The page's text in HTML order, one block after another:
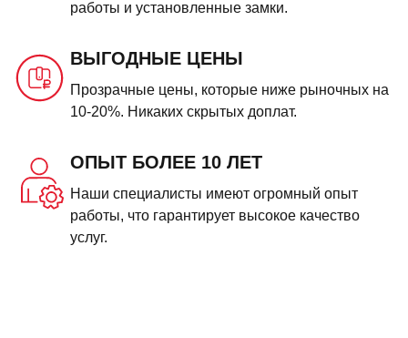
работы и установленные замки.
ВЫГОДНЫЕ ЦЕНЫ
Прозрачные цены, которые ниже рыночных на
10-20%. Никаких скрытых доплат.
ОПЫТ БОЛЕЕ 10 ЛЕТ
Наши специалисты имеют огромный опыт
работы, что гарантирует высокое качество
услуг.